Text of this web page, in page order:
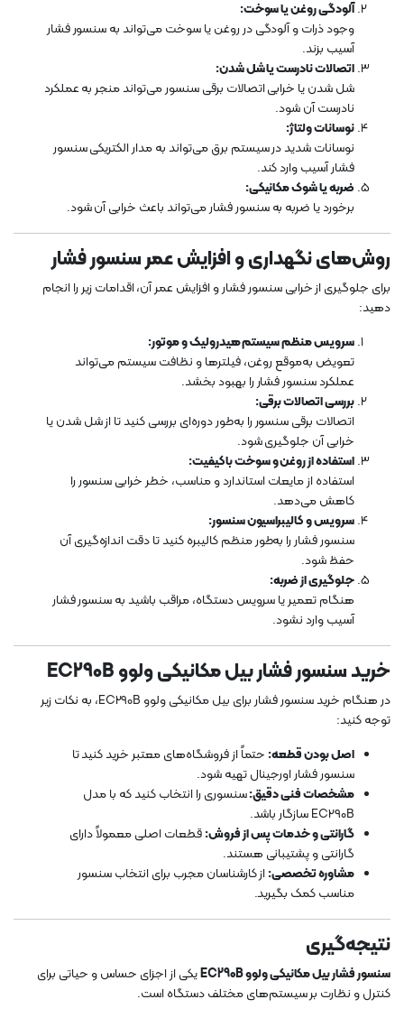
آلودگی روغن یا سوخت:
وجود ذرات و آلودگی در روغن یا سوخت می‌تواند به سنسور فشار
آسیب بزند.
اتصالات نادرست یا شل شدن:
شل شدن یا خرابی اتصالات برقی سنسور می‌تواند منجر به عملکرد
نادرست آن شود.
نوسانات ولتاژ:
نوسانات شدید در سیستم برق می‌تواند به مدار الکتریکی سنسور
فشار آسیب وارد کند.
ضربه یا شوک مکانیکی:
برخورد یا ضربه به سنسور فشار می‌تواند باعث خرابی آن شود.
روش‌های نگهداری و افزایش عمر سنسور فشار
برای جلوگیری از خرابی سنسور فشار و افزایش عمر آن، اقدامات زیر را انجام
دهید:
سرویس منظم سیستم هیدرولیک و موتور:
تعویض به‌موقع روغن، فیلترها و نظافت سیستم می‌تواند
عملکرد سنسور فشار را بهبود بخشد.
بررسی اتصالات برقی:
اتصالات برقی سنسور را به‌طور دوره‌ای بررسی کنید تا از شل شدن یا
خرابی آن جلوگیری شود.
استفاده از روغن و سوخت باکیفیت:
استفاده از مایعات استاندارد و مناسب، خطر خرابی سنسور را
کاهش می‌دهد.
سرویس و کالیبراسیون سنسور:
سنسور فشار را به‌طور منظم کالیبره کنید تا دقت اندازه‌گیری آن
حفظ شود.
جلوگیری از ضربه:
هنگام تعمیر یا سرویس دستگاه، مراقب باشید به سنسور فشار
آسیب وارد نشود.
خرید سنسور فشار بیل مکانیکی ولوو EC290B
در هنگام خرید سنسور فشار برای بیل مکانیکی ولوو EC290B، به نکات زیر
توجه کنید:
اصل بودن قطعه: حتماً از فروشگاه‌های معتبر خرید کنید تا
سنسور فشار اورجینال تهیه شود.
مشخصات فنی دقیق:سنسوری را انتخاب کنید که با مدل
EC290B سازگار باشد.
گارانتی و خدمات پس از فروش:قطعات اصلی معمولاً دارای
گارانتی و پشتیبانی هستند.
مشاوره تخصصی:از کارشناسان مجرب برای انتخاب سنسور
مناسب کمک بگیرید.
نتیجه‌گیری
سنسور فشار بیل مکانیکی ولوو EC290B
یکی از اجزای حساس و حیاتی برای
کنترل و نظارت بر سیستم‌های مختلف دستگاه است.